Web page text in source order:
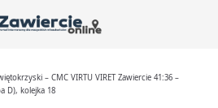
– CMC VIRTU VIRET Zawiercie 41:36 –
D), kolejka 18